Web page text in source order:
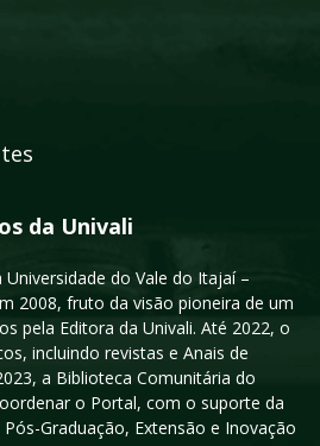
da Univali
do Vale do Itajaí –
2008, fruto da visão pioneira de um
pela Editora da Univali. Até 2022, o
incluindo revistas e Anais de
a Biblioteca Comunitária do
o Portal, com o suporte da
Graduação, Extensão e Inovação